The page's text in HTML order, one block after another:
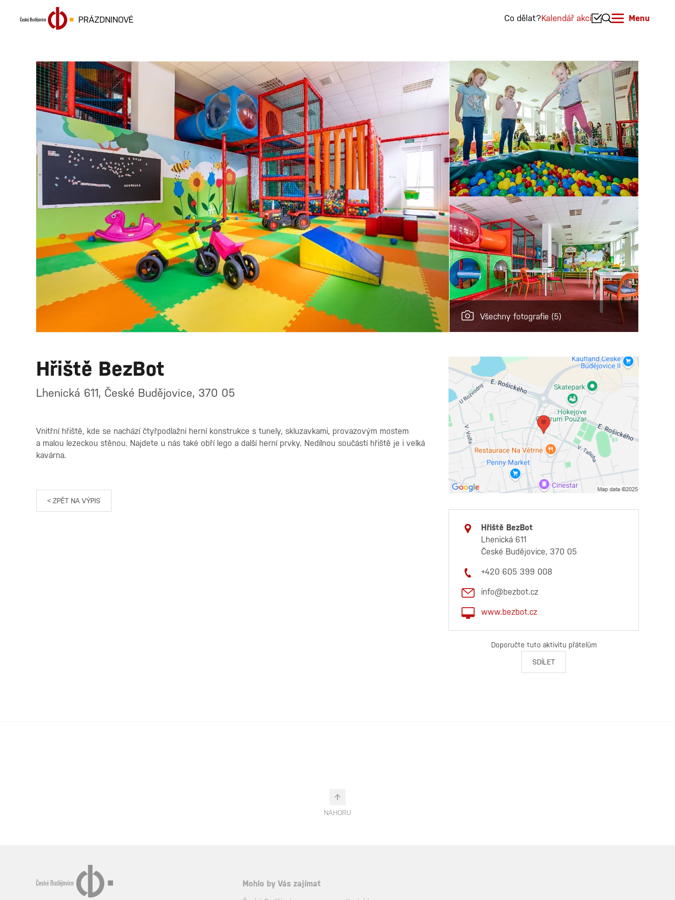
PRÁZDNINOVÉ Co dělat?Kalendář akcí Menu
Všechny fotografie (5)
Hřiště BezBot
Lhenická 611, České Budějovice, 370 05
Vnitřní hřiště, kde se nachází čtyřpodlažní herní konstrukce s tunely, skluzavkami, provazovým mostem
a malou lezeckou stěnou. Najdete u nás také obří lego a další herní prvky. Nedílnou součástí hřiště je i velká
kavárna.
< ZPĚT NA VÝPIS
Hřiště BezBot
Lhenická 611
České Budějovice, 370 05
+420 605 399 008
info@bezbot.cz
www.bezbot.cz
Doporučte tuto aktivitu přátelům
SDÍLET
NAHORU
Mohlo by Vás zajímat